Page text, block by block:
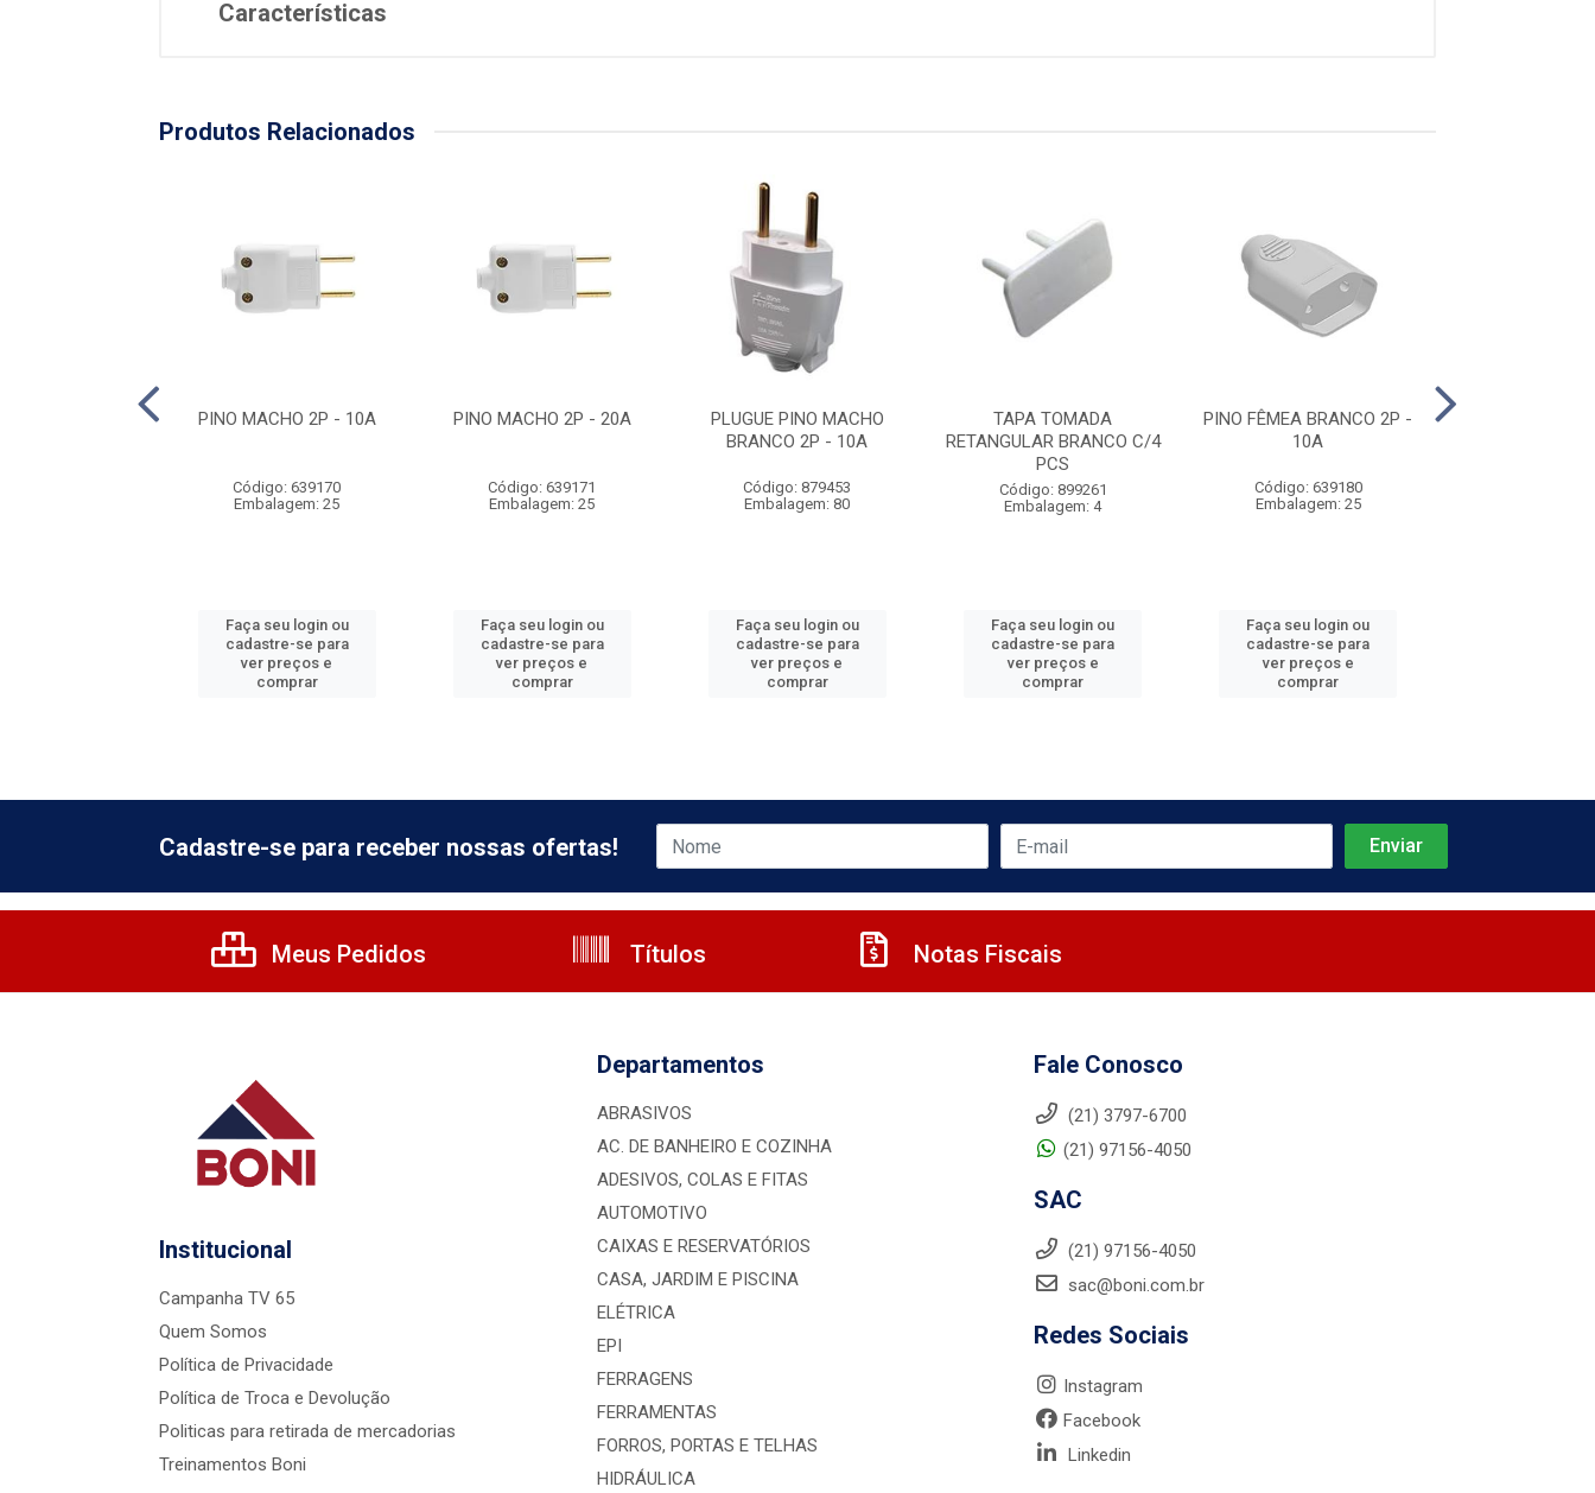
Características
Produtos Relacionados
PINO MACHO 2P - 10A
Código: 639170
Embalagem: 25
Faça seu login ou
cadastre-se para
ver preços e
comprar
PINO MACHO 2P - 20A
Código: 639171
Embalagem: 25
Faça seu login ou
cadastre-se para
ver preços e
comprar
PLUGUE PINO MACHO
BRANCO 2P - 10A
Código: 879453
Embalagem: 80
Faça seu login ou
cadastre-se para
ver preços e
comprar
TAPA TOMADA
RETANGULAR BRANCO C/4
PCS
Código: 899261
Embalagem: 4
Faça seu login ou
cadastre-se para
ver preços e
comprar
PINO FÊMEA BRANCO 2P -
10A
Código: 639180
Embalagem: 25
Faça seu login ou
cadastre-se para
ver preços e
comprar
Cadastre-se para receber nossas ofertas!
Meus Pedidos Títulos Notas Fiscais
Institucional
Campanha TV 65
Quem Somos
Política de Privacidade
Política de Troca e Devolução
Politicas para retirada de mercadorias
Treinamentos Boni
Departamentos
ABRASIVOS
AC. DE BANHEIRO E COZINHA
ADESIVOS, COLAS E FITAS
AUTOMOTIVO
CAIXAS E RESERVATÓRIOS
CASA, JARDIM E PISCINA
ELÉTRICA
EPI
FERRAGENS
FERRAMENTAS
FORROS, PORTAS E TELHAS
HIDRÁULICA
Fale Conosco
(21) 3797-6700
(21) 97156-4050
SAC
(21) 97156-4050
sac@boni.com.br
Redes Sociais
Instagram
Facebook
Linkedin